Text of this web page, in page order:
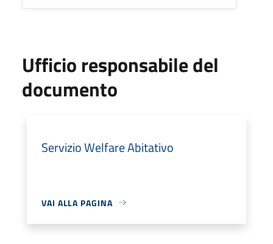
Ufficio responsabile del
documento
Servizio Welfare Abitativo
VAI ALLA PAGINA